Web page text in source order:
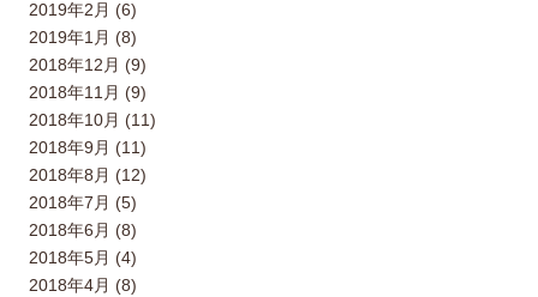
2019年2月 (6)
2019年1月 (8)
2018年12月 (9)
2018年11月 (9)
2018年10月 (11)
2018年9月 (11)
2018年8月 (12)
2018年7月 (5)
2018年6月 (8)
2018年5月 (4)
2018年4月 (8)